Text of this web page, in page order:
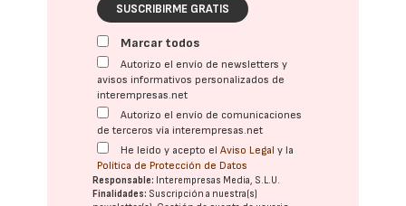
SUSCRIBIRME GRATIS
Marcar todos
Autorizo el envío de newsletters y
avisos informativos personalizados de
interempresas.net
Autorizo el envío de comunicaciones
de terceros vía interempresas.net
He leído y acepto elAviso Legal y la
Política de Protección de Datos
Responsable: Interempresas Media, S.L.U.
Finalidades: Suscripción a nuestra(s)